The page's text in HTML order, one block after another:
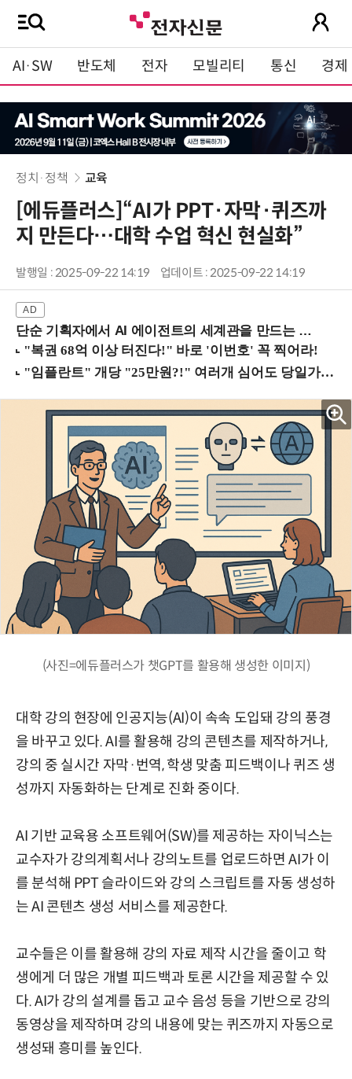
AI·SW 반도체 전자 모빌리티 통신 경제
정치·정책 교육
[에듀플러스]“AI가 PPT·자막·퀴즈까
지 만든다…대학 수업 혁신 현실화”
발행일 : 2025-09-22 14:19 업데이트 : 2025-09-22 14:19
단순 기획자에서 AI 에이전트의 세계관을 만드는 지식 설계자로.. (8/20 강남역)
(사진=에듀플러스가 챗GPT를 활용해 생성한 이미지)
대학 강의 현장에 인공지능(AI)이 속속 도입돼 강의 풍경
을 바꾸고 있다. AI를 활용해 강의 콘텐츠를 제작하거나,
강의 중 실시간 자막·번역, 학생 맞춤 피드백이나 퀴즈 생
성까지 자동화하는 단계로 진화 중이다.
AI 기반 교육용 소프트웨어(SW)를 제공하는 자이닉스는
교수자가 강의계획서나 강의노트를 업로드하면 AI가 이
를 분석해 PPT 슬라이드와 강의 스크립트를 자동 생성하
는 AI 콘텐츠 생성 서비스를 제공한다.
교수들은 이를 활용해 강의 자료 제작 시간을 줄이고 학
생에게 더 많은 개별 피드백과 토론 시간을 제공할 수 있
다. AI가 강의 설계를 돕고 교수 음성 등을 기반으로 강의
동영상을 제작하며 강의 내용에 맞는 퀴즈까지 자동으로
생성돼 흥미를 높인다.